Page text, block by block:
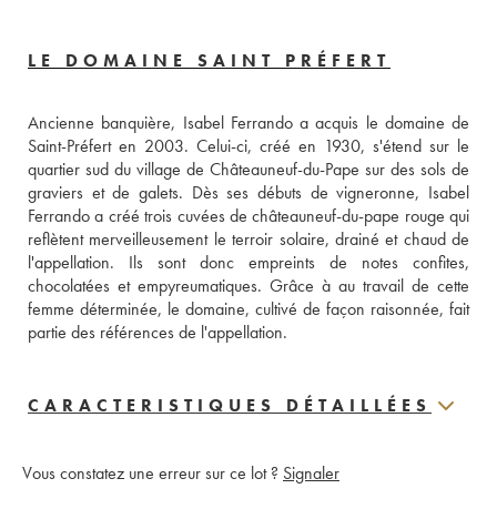
LE DOMAINE SAINT PRÉFERT
Ancienne banquière, Isabel Ferrando a acquis le domaine de
Saint-Préfert en 2003. Celui-ci, créé en 1930, s'étend sur le
quartier sud du village de Châteauneuf-du-Pape sur des sols de
graviers et de galets. Dès ses débuts de vigneronne, Isabel
Ferrando a créé trois cuvées de châteauneuf-du-pape rouge qui
reflètent merveilleusement le terroir solaire, drainé et chaud de
l'appellation. Ils sont donc empreints de notes confites,
chocolatées et empyreumatiques. Grâce à au travail de cette
femme déterminée, le domaine, cultivé de façon raisonnée, fait
partie des références de l'appellation.
CARACTERISTIQUES DÉTAILLÉES
Vous constatez une erreur sur ce lot ? Signaler